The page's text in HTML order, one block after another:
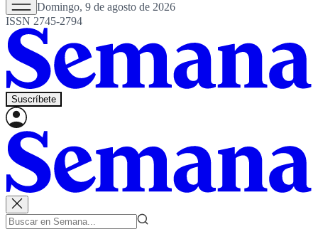
Domingo, 9 de agosto de 2026
ISSN 2745-2794
Suscríbete